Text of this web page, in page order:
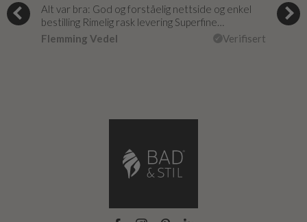
Alt var bra: God og forståelig nettside og enkel
bestilling Rimelig rask levering Superfine…
Flemming Vedel
Verifisert
Jeg
fikk